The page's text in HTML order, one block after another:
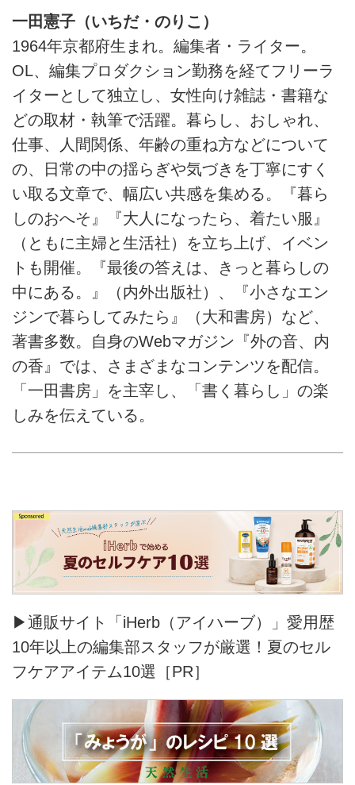
一田憲子（いちだ・のりこ）
1964年京都府生まれ。編集者・ライター。
OL、編集プロダクション勤務を経てフリーラ
イターとして独立し、女性向け雑誌・書籍な
どの取材・執筆で活躍。暮らし、おしゃれ、
仕事、人間関係、年齢の重ね方などについて
の、日常の中の揺らぎや気づきを丁寧にすく
い取る文章で、幅広い共感を集める。『暮ら
しのおへそ』『大人になったら、着たい服』
（ともに主婦と生活社）を立ち上げ、イベン
トも開催。『最後の答えは、きっと暮らしの
中にある。』（内外出版社）、『小さなエン
ジンで暮らしてみたら』（大和書房）など、
著書多数。自身のWebマガジン『外の音、内
の香』では、さまざまなコンテンツを配信。
「一田書房」を主宰し、「書く暮らし」の楽
しみを伝えている。
▶通販サイト「iHerb（アイハーブ）」愛用歴
10年以上の編集部スタッフが厳選！夏のセル
フケアアイテム10選［PR］